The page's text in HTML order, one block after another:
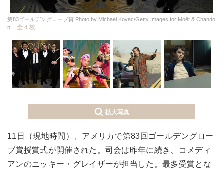
第83ゴールデングローブ賞 Photo by Michael Kovac/Getty Images for Moët & Chando
n
全 4 枚
拡大写真
11日（現地時間）、アメリカで第83回ゴールデングロー
ブ賞授賞式が開催された。司会は昨年に続き、コメディ
アンのニッキー・グレイザーが担当した。最多受賞とな